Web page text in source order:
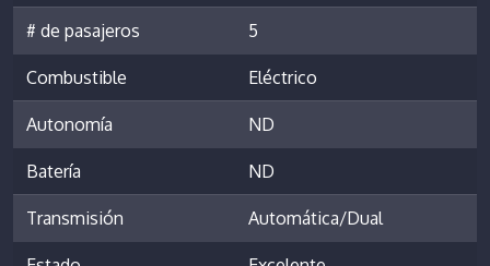
# de pasajeros 5
Combustible Eléctrico
Autonomía ND
Batería ND
Transmisión Automática/Dual